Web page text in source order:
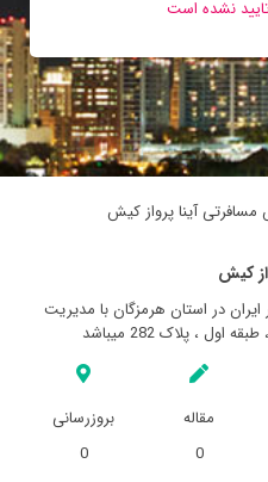
نشده است
مسافرتی آينا پرواز کيش
کيش
در استان هرمزگان با مدیریت
، پلاک 282 میباشد
مقاله
0
بروزرسانی
0